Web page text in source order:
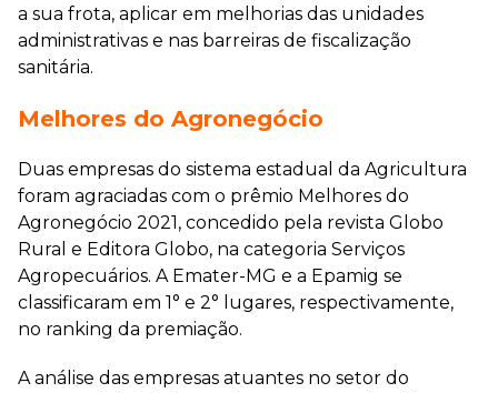
a sua frota, aplicar em melhorias das unidades
administrativas e nas barreiras de fiscalização
sanitária.
Melhores do Agronegócio
Duas empresas do sistema estadual da Agricultura
foram agraciadas com o prêmio Melhores do
Agronegócio 2021, concedido pela revista Globo
Rural e Editora Globo, na categoria Serviços
Agropecuários. A Emater-MG e a Epamig se
classificaram em 1° e 2° lugares, respectivamente,
no ranking da premiação.
A análise das empresas atuantes no setor do